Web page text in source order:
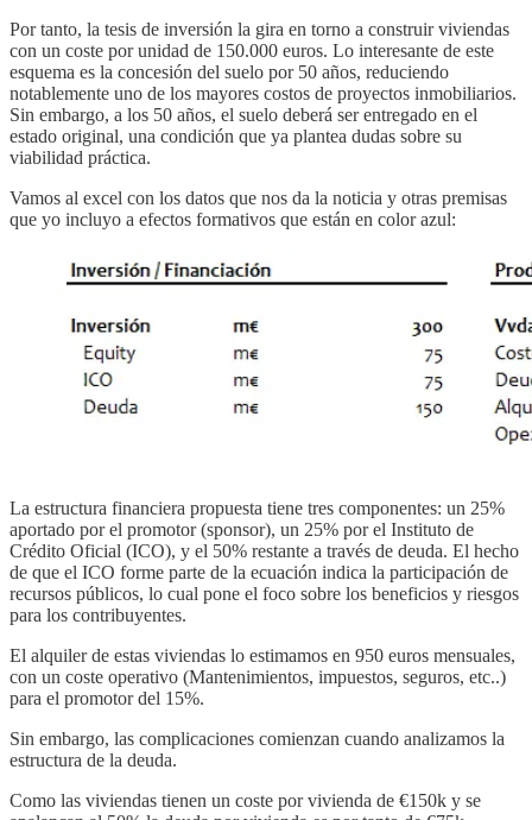
Por tanto, la tesis de inversión la gira en torno a construir viviendas
con un coste por unidad de 150.000 euros. Lo interesante de este
esquema es la concesión del suelo por 50 años, reduciendo
notablemente uno de los mayores costos de proyectos inmobiliarios.
Sin embargo, a los 50 años, el suelo deberá ser entregado en el
estado original, una condición que ya plantea dudas sobre su
viabilidad práctica.
Vamos al excel con los datos que nos da la noticia y otras premisas
que yo incluyo a efectos formativos que están en color azul:
La estructura financiera propuesta tiene tres componentes: un 25%
aportado por el promotor (sponsor), un 25% por el Instituto de
Crédito Oficial (ICO), y el 50% restante a través de deuda. El hecho
de que el ICO forme parte de la ecuación indica la participación de
recursos públicos, lo cual pone el foco sobre los beneficios y riesgos
para los contribuyentes.
El alquiler de estas viviendas lo estimamos en 950 euros mensuales,
con un coste operativo (Mantenimientos, impuestos, seguros, etc..)
para el promotor del 15%.
Sin embargo, las complicaciones comienzan cuando analizamos la
estructura de la deuda.
Como las viviendas tienen un coste por vivienda de €150k y se